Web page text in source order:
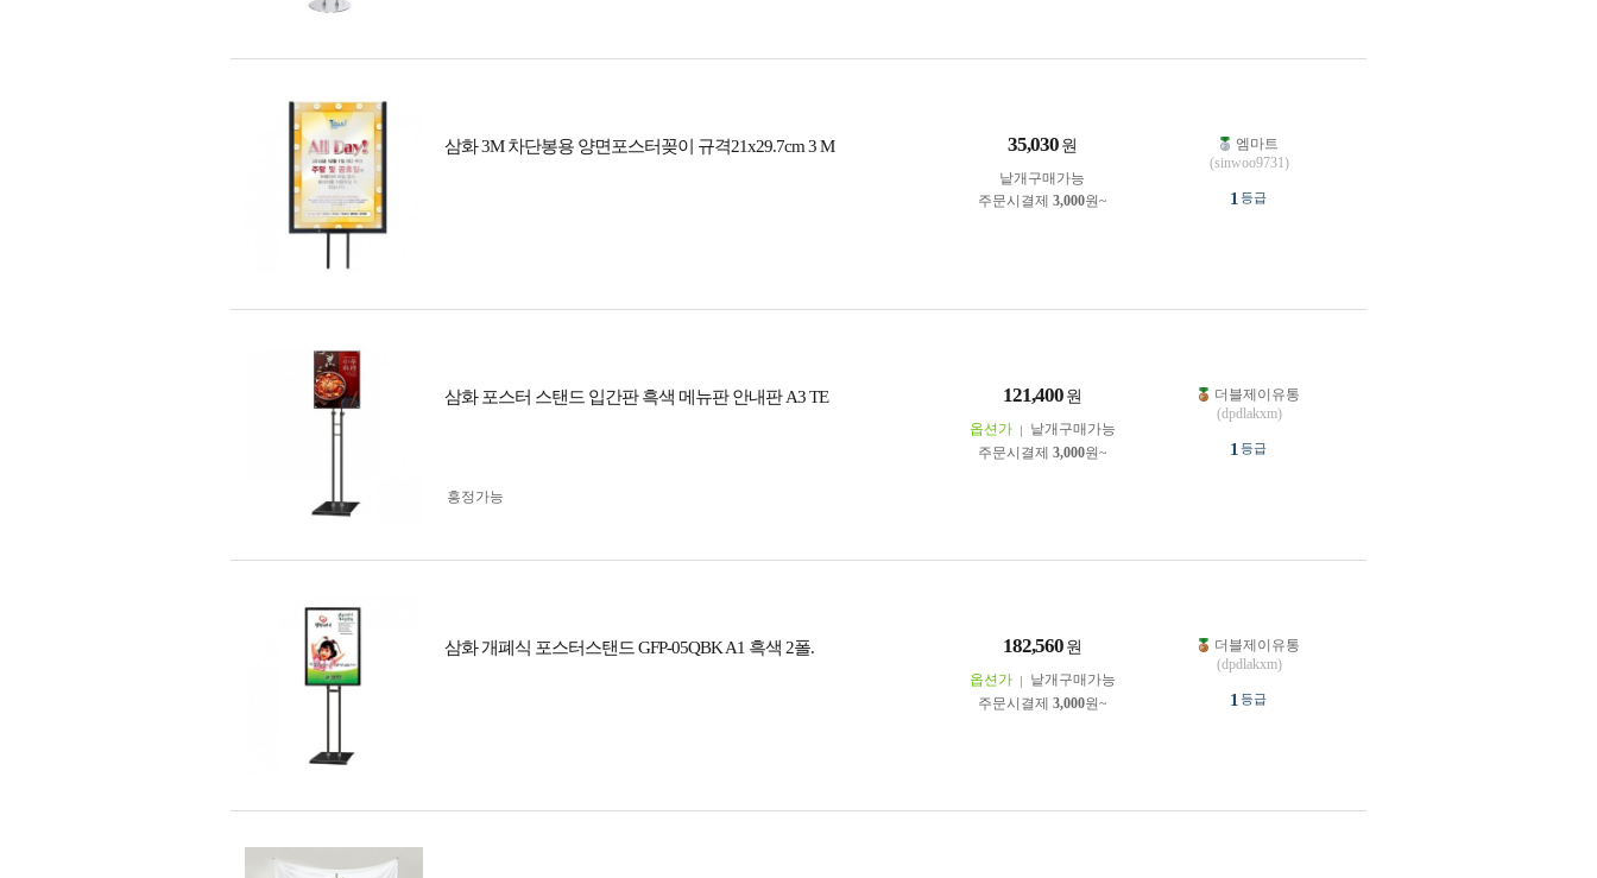
삼화 3M 차단봉용 양면포스터꽂이 규격21x29.7cm 3 M 35,030 원
낱개구매가능
주문시결제 3,000원~
엠마트
(sinwoo9731)
1 등급
삼화 포스터 스탠드 입간판 흑색 메뉴판 안내판 A3 TE 121,400 원
옵션가
낱개구매가능
주문시결제 3,000원~
흥정가능
더블제이유통
(dpdlakxm)
1 등급
삼화 개폐식 포스터스탠드 GFP-05QBK A1 흑색 2폴. 182,560 원
옵션가
낱개구매가능
주문시결제 3,000원~
더블제이유통
(dpdlakxm)
1 등급